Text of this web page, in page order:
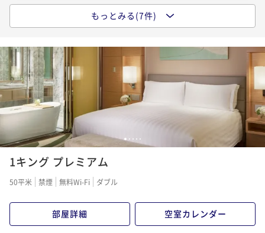
【最大25％OFF】早期予約割引 ～事前支払（変更・取
素泊まり 事前決済可 IN 15:00 - 24:00 OUT11:00
2名 ¥ 56,950 ~
2,848P 獲得 （還元率5%）
【30日前までの予約で早期割引】アドバンスセーバー
＜朝食付き＞
朝食付き 現地決済可 事前決済可
もっとみる(7件)
1 2 3 4 5
1キング プレミアム
50平米 禁煙 無料Wi-Fi ダブル
部屋詳細 空室カレンダー